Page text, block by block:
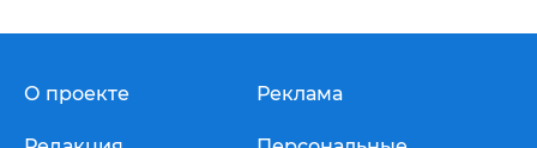
О проекте Реклама